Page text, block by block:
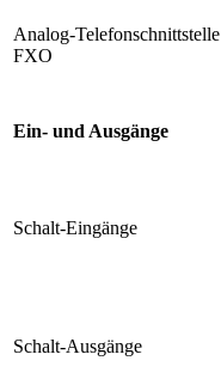
Analog-Telefonschnittstelle
FXO
Ein- und Ausgänge
Schalt-Eingänge
Schalt-Ausgänge